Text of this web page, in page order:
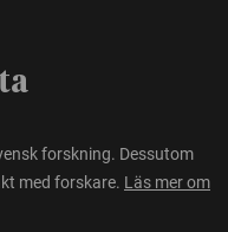
forskning. Dessutom
med forskare. Läs mer om